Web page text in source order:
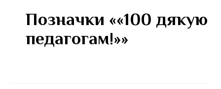
Позначки ««100 дякую
педагогам!»»